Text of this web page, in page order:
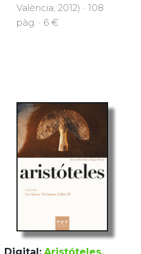
València, 2012) · 108
pàg. · 6 €